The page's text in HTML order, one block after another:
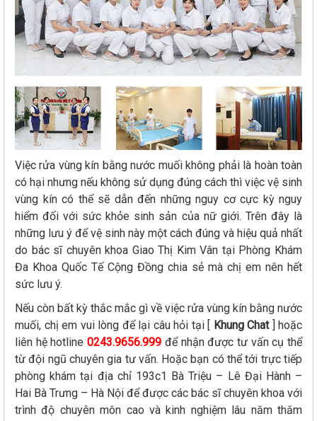
Việc rửa vùng kín bằng nước muối không phải là hoàn toàn
có hại nhưng nếu không sử dụng đúng cách thì việc vệ sinh
vùng kín có thể sẽ dẫn đến những nguy cơ cực kỳ nguy
hiểm đối với sức khỏe sinh sản của nữ giới. Trên đây là
những lưu ý để vệ sinh này một cách đúng và hiệu quả nhất
do bác sĩ chuyên khoa Giao Thị Kim Vân tại Phòng Khám
Đa Khoa Quốc Tế Cộng Đồng chia sẻ mà chị em nên hết
sức lưu ý.
Nếu còn bất kỳ thắc mắc gì về việc rửa vùng kín bằng nước
muối, chị em vui lòng để lại câu hỏi tại [
Khung Chat] hoặc
liên hệ hotline0243.9656.999 để nhận được tư vấn cụ thể
từ đội ngũ chuyên gia tư vấn. Hoặc bạn có thể tới trực tiếp
phòng khám tại địa chỉ 193c1 Bà Triệu – Lê Đại Hành –
Hai Bà Trưng – Hà Nội để được các bác sĩ chuyên khoa với
trình độ chuyên môn cao và kinh nghiệm lâu năm thăm